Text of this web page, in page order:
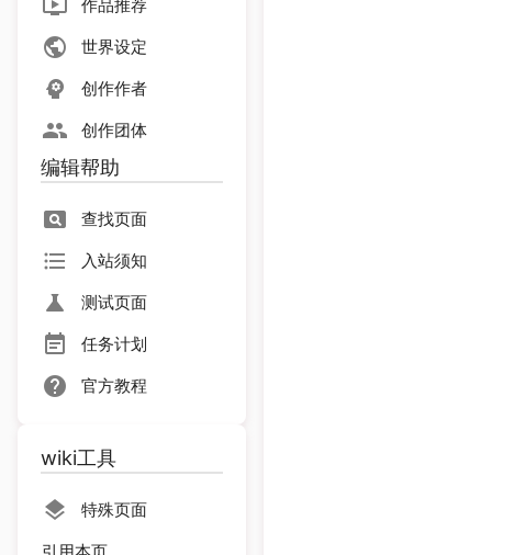
作品推荐
世界设定
创作作者
创作团体
编辑帮助
查找页面
入站须知
测试页面
任务计划
官方教程
wiki工具
特殊页面